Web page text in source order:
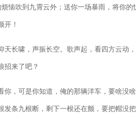
恼吹到九霄云外；送你一场暴雨，将你
开！
天长啸，声振长空。歌声起，看四方云动
招来了吧？
你，可是你知道，俺的那辆洋车，要啥没
发条九根断，剩下一根还在颤，要把帽没